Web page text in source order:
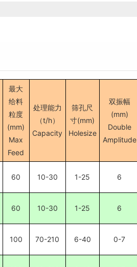
最大
给料
粒度
(mm)
Max
Feed
处理能力
（t/h）
Capacity
筛孔尺
寸(mm)
Holesize
双振幅
(mm)
Double
Amplitude
60 10-30 1-25 6
60 10-30 1-25 6
100 70-210 6-40 0-7